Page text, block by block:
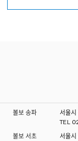
볼보 송파
서울시
TEL
볼보 서초
서울